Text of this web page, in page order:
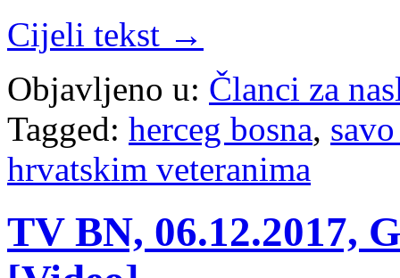
Cijeli tekst →
Objavljeno u: Članci za
Tagged: herceg bosna,
hrvatskim veteranima
TV BN, 06.12.2017,